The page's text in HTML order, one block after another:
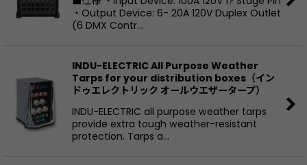
・Output Device: 6- 20A 120V Duplex Outlet
(6 DMX Contr…
INDU-ELECTRIC All Purpose Weather
Tarps for your distribution boxes（イン
ドゥエレクトリック オールウエザータープ）
INDU-ELECTRIC all purpose weather tarps
provide extra tough weather-resistant
protection. Tarps a…